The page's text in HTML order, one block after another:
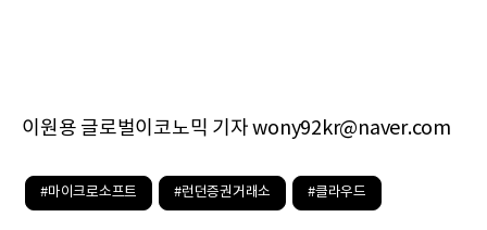
이원용 글로벌이코노믹 기자 wony92kr@naver.com
#마이크로소프트 #런던증권거래소 #클라우드